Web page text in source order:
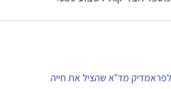
מד"א שהציל את חייה